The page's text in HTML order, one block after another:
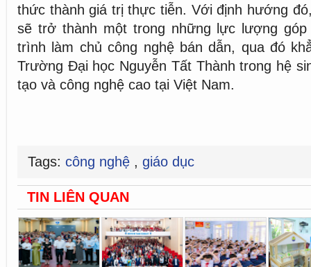
thức thành giá trị thực tiễn. Với định hướng
sẽ trở thành một trong những lực lượng góp
trình làm chủ công nghệ bán dẫn, qua đó
Trường Đại học Nguyễn Tất Thành trong hệ
tạo và công nghệ cao tại Việt Nam.
Tags: công nghệ , giáo dục
TIN LIÊN QUAN